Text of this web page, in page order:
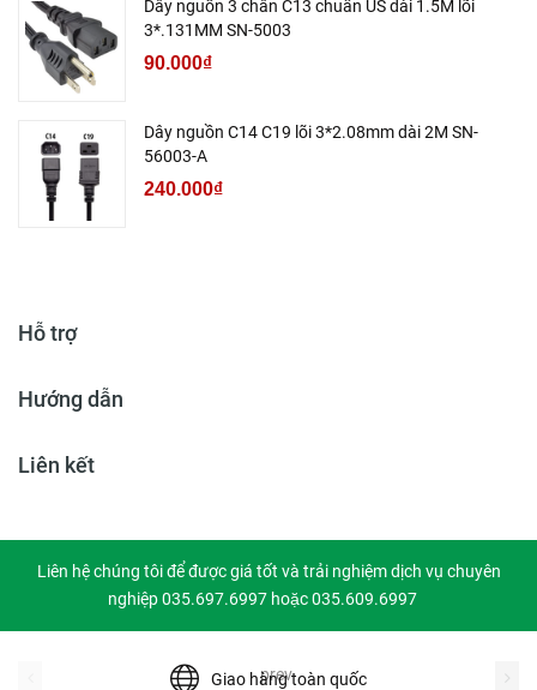
Dây nguồn 3 chân C13 chuẩn US dài 1.5M lõi
3*.131MM SN-5003
90.000₫
Dây nguồn C14 C19 lõi 3*2.08mm dài 2M SN-
56003-A
240.000₫
Hỗ trợ
Hướng dẫn
Liên kết
Liên hệ chúng tôi để được giá tốt và trải nghiệm dịch vụ chuyên
nghiệp 035.697.6997 hoặc 035.609.6997
Giao hàng toàn quốc
prev